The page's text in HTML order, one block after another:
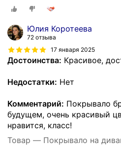
Юлия Коротеева
72 отзыва
17 января 2025
Достоинства: Красивое,
Недостатки: Нет
Комментарий: Покрывало
будущем, очень красивый
нравится, класс!
Товар — Покрывало на